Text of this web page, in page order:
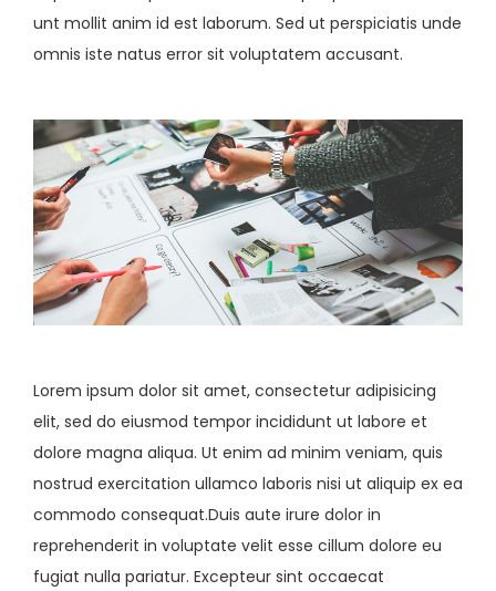
unt mollit anim id est laborum. Sed ut perspiciatis unde
omnis iste natus error sit voluptatem accusant.
Lorem ipsum dolor sit amet, consectetur adipisicing
elit, sed do eiusmod tempor incididunt ut labore et
dolore magna aliqua. Ut enim ad minim veniam, quis
nostrud exercitation ullamco laboris nisi ut aliquip ex ea
commodo consequat.Duis aute irure dolor in
reprehenderit in voluptate velit esse cillum dolore eu
fugiat nulla pariatur. Excepteur sint occaecat